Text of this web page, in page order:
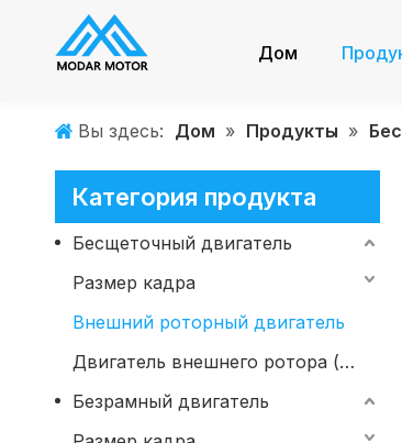
Дом
Вы здесь: Дом » Продукты »
Категория продукта
Бесщеточный двигатель
Размер кадра
Внешний роторный двигатель
Двигатель внешнего ротора (водонепроницаемый)
Безрамный двигатель